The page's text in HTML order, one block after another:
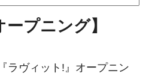
プニング】
ラヴィット!』オープニン